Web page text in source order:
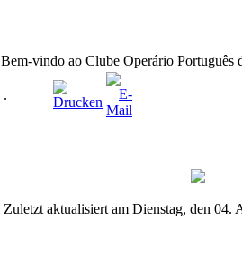
Bem-vindo ao Clube Operário Português
.
Zuletzt aktualisiert am Dienstag, den 04.